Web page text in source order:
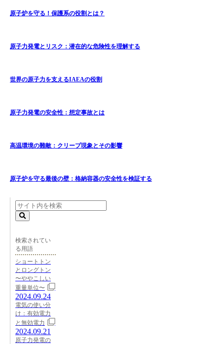
原子炉を守る！保護系の役割とは？
原子力発電とリスク：潜在的な危険性を理解する
世界の原子力を支えるIAEAの役割
原子力発電の安全性：想定事故とは
高温環境の難敵：クリープ現象とその影響
原子炉を守る最後の壁：格納容器の安全性を検証する
検索されてい
る用語
ショートトン
とロングトン
〜ややこしい
重量単位〜
2024.09.24
電気の使い分
け：有効電力
と無効電力
2024.09.21
原子力発電の